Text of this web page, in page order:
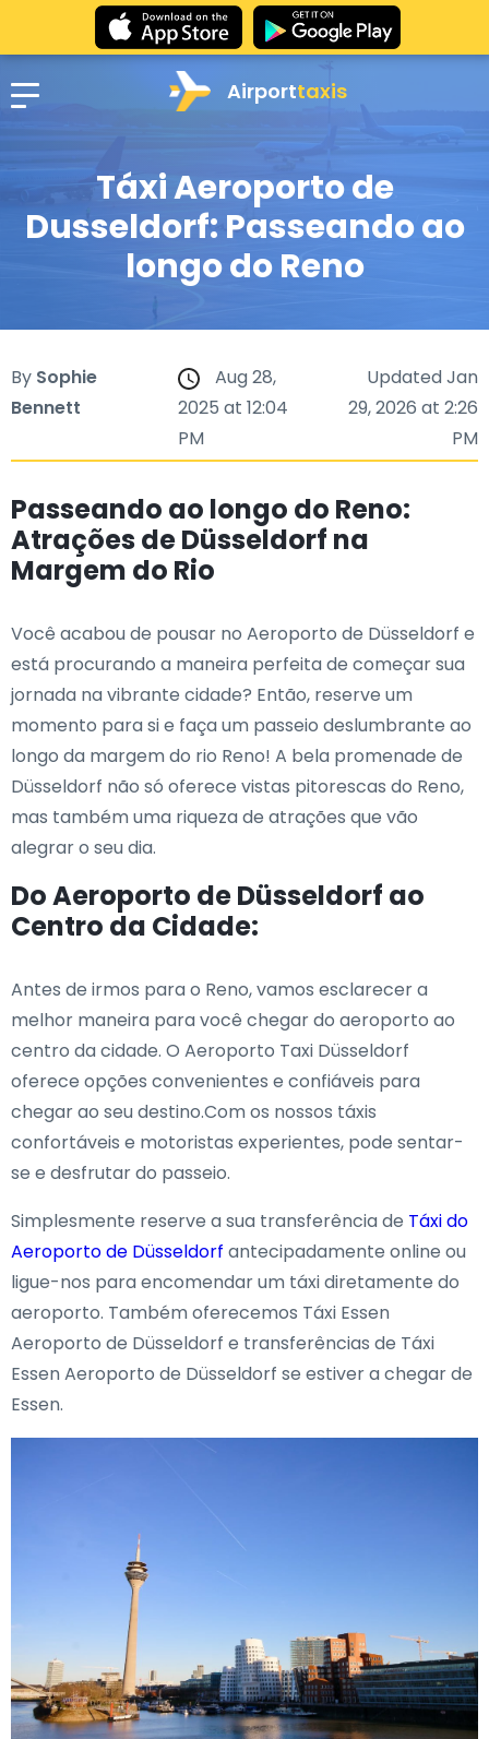
Airporttaxis
Táxi Aeroporto de
Dusseldorf: Passeando ao
longo do Reno
By Sophie
Bennett
Aug 28,
2025 at 12:04
PM
Updated Jan
29, 2026 at 2:26
PM
Passeando ao longo do Reno:
Atrações de Düsseldorf na
Margem do Rio
Você acabou de pousar no Aeroporto de Düsseldorf e
está procurando a maneira perfeita de começar sua
jornada na vibrante cidade? Então, reserve um
momento para si e faça um passeio deslumbrante ao
longo da margem do rio Reno! A bela promenade de
Düsseldorf não só oferece vistas pitorescas do Reno,
mas também uma riqueza de atrações que vão
alegrar o seu dia.
Do Aeroporto de Düsseldorf ao
Centro da Cidade:
Antes de irmos para o Reno, vamos esclarecer a
melhor maneira para você chegar do aeroporto ao
centro da cidade. O Aeroporto Taxi Düsseldorf
oferece opções convenientes e confiáveis para
chegar ao seu destino.Com os nossos táxis
confortáveis e motoristas experientes, pode sentar-
se e desfrutar do passeio.
Simplesmente reserve a sua transferência de Táxi do
Aeroporto de Düsseldorf antecipadamente online ou
ligue-nos para encomendar um táxi diretamente do
aeroporto. Também oferecemos Táxi Essen
Aeroporto de Düsseldorf e transferências de Táxi
Essen Aeroporto de Düsseldorf se estiver a chegar de
Essen.